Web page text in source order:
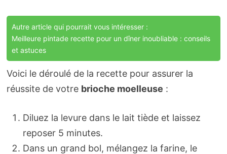
Autre article qui pourrait vous intéresser :
Meilleure pintade recette pour un dîner inoubliable : conseils
et astuces
Voici le déroulé de la recette pour assurer la
réussite de votre brioche moelleuse :
Diluez la levure dans le lait tiède et laissez
reposer 5 minutes.
Dans un grand bol, mélangez la farine, le